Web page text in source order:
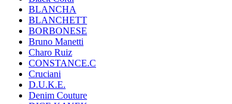
BLANCHA
BLANCHETT
BORBONESE
Bruno Manetti
Charo Ruiz
CONSTANCE.C
Cruciani
D.U.K.E.
Denim Couture